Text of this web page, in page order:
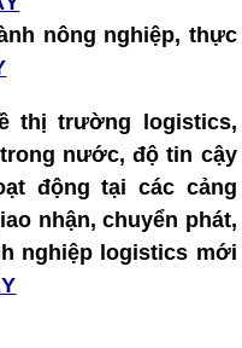
nông nghiệp, thực
thị trường logistics,
nước, độ tin cậy
động tại các cảng
nhận, chuyển phát,
nghiệp logistics mới